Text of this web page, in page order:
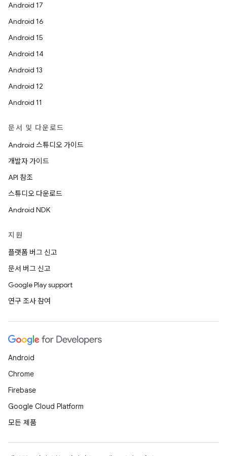
Android 17
Android 16
Android 15
Android 14
Android 13
Android 12
Android 11
문서 및 다운로드
Android 스튜디오 가이드
개발자 가이드
API 참조
스튜디오 다운로드
Android NDK
지원
플랫폼 버그 신고
문서 버그 신고
Google Play support
연구 조사 참여
Android
Chrome
Firebase
Google Cloud Platform
모든 제품